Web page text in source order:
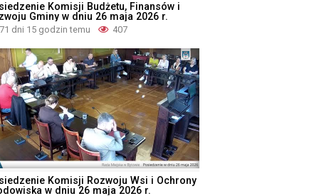
Komisji Budżetu, Finansów i
Gminy w dniu 26 maja 2026 r.
71 dni 15 godzin temu 407
Komisji Rozwoju Wsi i Ochrony
w dniu 26 maja 2026 r.